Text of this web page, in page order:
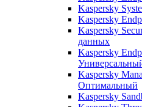
Kaspersky
Kaspersky
Kaspersky
данных
Kaspersky
Kaspersky
Оптимальный
Kaspersky